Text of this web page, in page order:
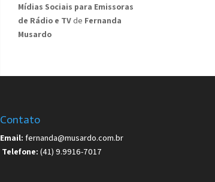
Mídias Sociais para Emissoras
de Rádio e TVde Fernanda
Musardo
Contato
Email:fernanda@musardo.com.br
Telefone: (41) 9.9916-7017